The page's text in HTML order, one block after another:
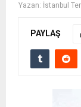
Yazan: İstanbul
PAYLAŞ